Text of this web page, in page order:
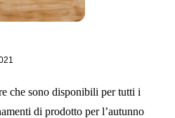
che sono disponibili per tutti i
di prodotto per l’autunno